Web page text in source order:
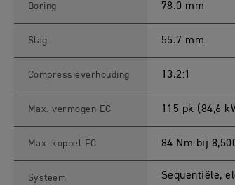
S
c
i
s
Boring 78.0 mm
Slag 55.7 mm
Compressieverhouding 13.2:1
Max. vermogen EC 115 pk (84,6
Max. koppel EC 84 Nm bij
Systeem
Sequentiële,